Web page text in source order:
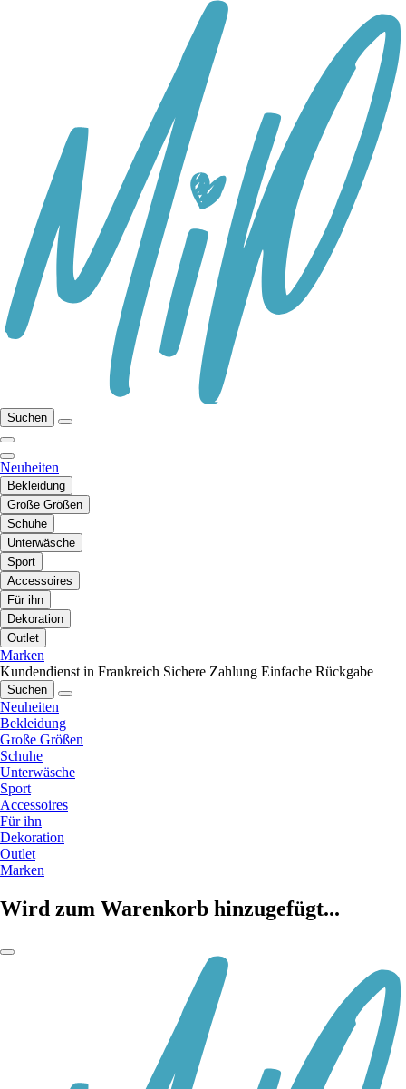
Suchen
Neuheiten
Bekleidung
Große Größen
Schuhe
Unterwäsche
Sport
Accessoires
Für ihn
Dekoration
Outlet
Marken
Kundendienst in Frankreich Sichere Zahlung Einfache Rückgabe
Suchen
Neuheiten
Bekleidung
Große Größen
Schuhe
Unterwäsche
Sport
Accessoires
Für ihn
Dekoration
Outlet
Marken
Wird zum Warenkorb hinzugefügt...